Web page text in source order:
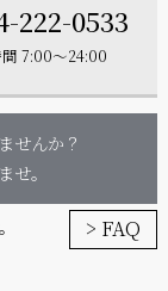
222-0533
7:00～24:00
せんか？
せ。
> FAQ